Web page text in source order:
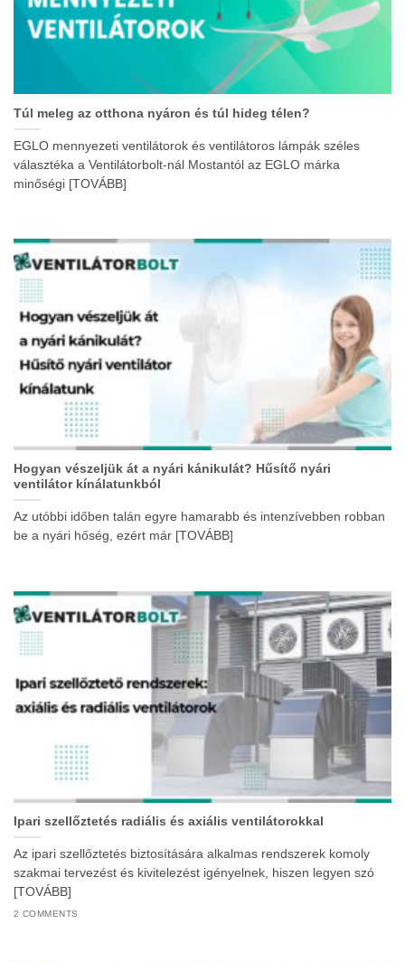
Túl meleg az otthona nyáron és túl hideg télen?
EGLO mennyezeti ventilátorok és ventilátoros lámpák széles
választéka a Ventilátorbolt-nál Mostantól az EGLO márka
minőségi [TOVÁBB]
Hogyan vészeljük át a nyári kánikulát? Hűsítő nyári
ventilátor kínálatunkból
Az utóbbi időben talán egyre hamarabb és intenzívebben robban
be a nyári hőség, ezért már [TOVÁBB]
Ipari szellőztetés radiális és axiális ventilátorokkal
Az ipari szellőztetés biztosítására alkalmas rendszerek komoly
szakmai tervezést és kivitelezést igényelnek, hiszen legyen szó
[TOVÁBB]
2 COMMENTS